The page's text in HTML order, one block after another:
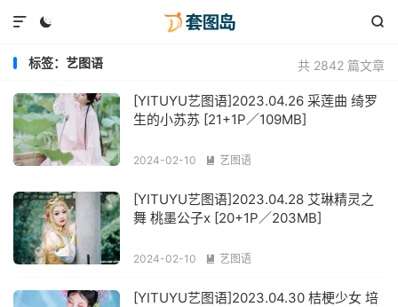
 

共 2842 篇文章
标签：艺图语
[YITUYU艺图语]2023.04.26 采莲曲 绮罗
生的小苏苏 [21+1P／109MB]
2024-02-10  艺图语
[YITUYU艺图语]2023.04.28 艾琳精灵之
舞 桃墨公子x [20+1P／203MB]
2024-02-10  艺图语
[YITUYU艺图语]2023.04.30 桔梗少女 培